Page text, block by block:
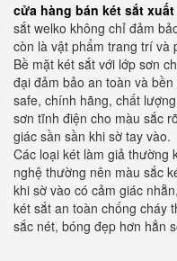
cửa hàng bán két sắt
sắt welko không chỉ đảm
còn là vật phẩm trang trí và
Bề mặt két sắt với lớp sơn
đại đảm bảo an toàn và
safe, chính hãng, chất
sơn tĩnh điện cho màu sắc
giác sần sần khi sờ tay vào.
Các loại két làm giả thường
nghệ thường nên màu sắc
khi sờ vào có cảm giác
két sắt an toàn chống cháy
sắc nét, bóng đẹp hơn hẳn